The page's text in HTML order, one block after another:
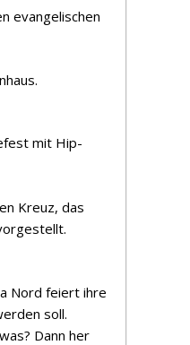
evangelischen
mit Hip-
Kreuz, das
Nord feiert ihre
soll.
Dann her